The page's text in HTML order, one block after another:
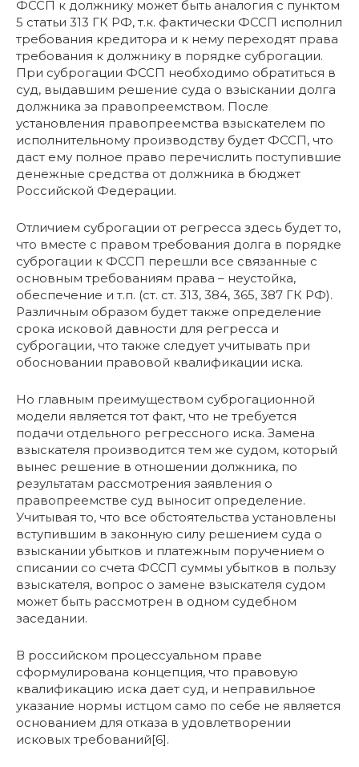
ФССП к должнику может быть аналогия с пунктом
5 статьи 313 ГК РФ, т.к. фактически ФССП исполнил
требования кредитора и к нему переходят права
требования к должнику в порядке суброгации.
При суброгации ФССП необходимо обратиться в
суд, выдавшим решение суда о взыскании долга
должника за правопреемством. После
установления правопреемства взыскателем по
исполнительному производству будет ФССП, что
даст ему полное право перечислить поступившие
денежные средства от должника в бюджет
Российской Федерации.
Отличием суброгации от регресса здесь будет то,
что вместе с правом требования долга в порядке
суброгации к ФССП перешли все связанные с
основным требованиям права – неустойка,
обеспечение и т.п. (ст. ст. 313, 384, 365, 387 ГК РФ).
Различным образом будет также определение
срока исковой давности для регресса и
суброгации, что также следует учитывать при
обосновании правовой квалификации иска.
Но главным преимуществом суброгационной
модели является тот факт, что не требуется
подачи отдельного регрессного иска. Замена
взыскателя производится тем же судом, который
вынес решение в отношении должника, по
результатам рассмотрения заявления о
правопреемстве суд выносит определение.
Учитывая то, что все обстоятельства установлены
вступившим в законную силу решением суда о
взыскании убытков и платежным поручением о
списании со счета ФССП суммы убытков в пользу
взыскателя, вопрос о замене взыскателя судом
может быть рассмотрен в одном судебном
заседании.
В российском процессуальном праве
сформулирована концепция, что правовую
квалификацию иска дает суд, и неправильное
указание нормы истцом само по себе не является
основанием для отказа в удовлетворении
исковых требований[6].